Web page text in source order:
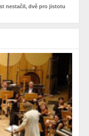
nestačil, dvě pro jistotu